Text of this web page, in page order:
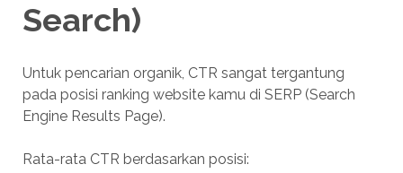
Search)
Untuk pencarian organik, CTR sangat tergantung
pada posisi ranking website kamu di SERP (Search
Engine Results Page).
Rata-rata CTR berdasarkan posisi: